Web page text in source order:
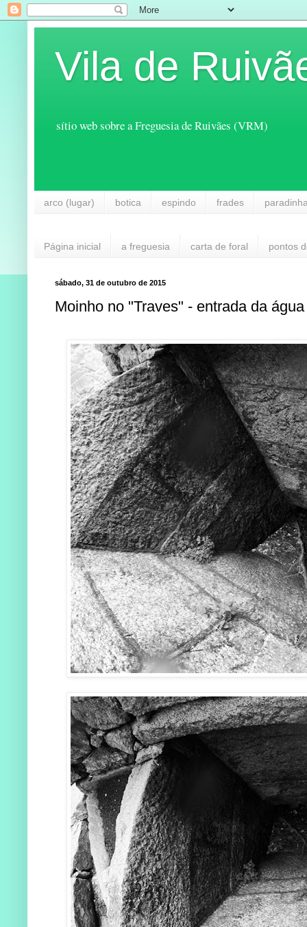
Vila de
sítio web sobre a Freguesia de Ruivães (VRM)
arco (lugar) botica espindo frades
Página inicial a freguesia carta de foral pontos
sábado, 31 de outubro de 2015
Moinho no "Traves" - entrada da água